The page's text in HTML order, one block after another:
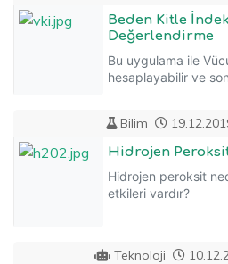
Beden Kitle
Değerlendirme
Bu uygulama ile
hesaplayabilir ve
Bilim
Hidrojen
Hidrojen peroksit
etkileri vardır?
Teknoloji